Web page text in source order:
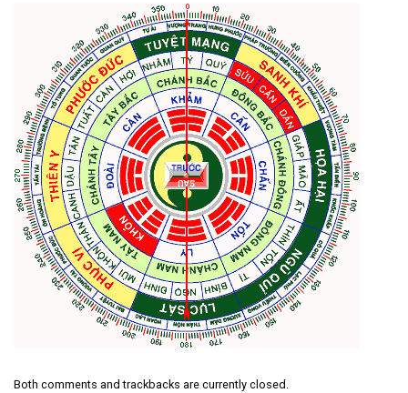
Both comments and trackbacks are currently closed.